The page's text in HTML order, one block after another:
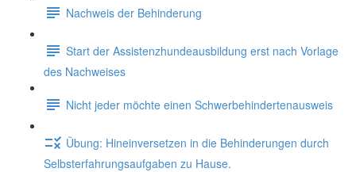
Nachweis der Behinderung
Start der Assistenzhundeausbildung erst nach Vorlage
des Nachweises
Nicht jeder möchte einen Schwerbehindertenausweis
Übung: Hineinversetzen in die Behinderungen durch
Selbsterfahrungsaufgaben zu Hause.